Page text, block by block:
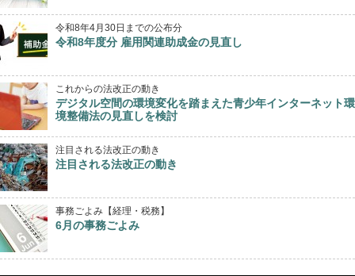
令和8年4月30日までの公布分
令和8年度分 雇用関連助成金の見直し
これからの法改正の動き
デジタル空間の環境変化を踏まえた青少年インターネット環
境整備法の見直しを検討
注目される法改正の動き
注目される法改正の動き
事務ごよみ【経理・税務】
6月の事務ごよみ